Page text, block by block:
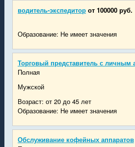
водитель-экспедитор от 100000 руб.
Образование: Не имеет значения
Торговый представитель с личным
Полная
Мужской
Возраст: от 20 до 45 лет
Образование: Не имеет значения
Обслуживание кофейных аппаратов